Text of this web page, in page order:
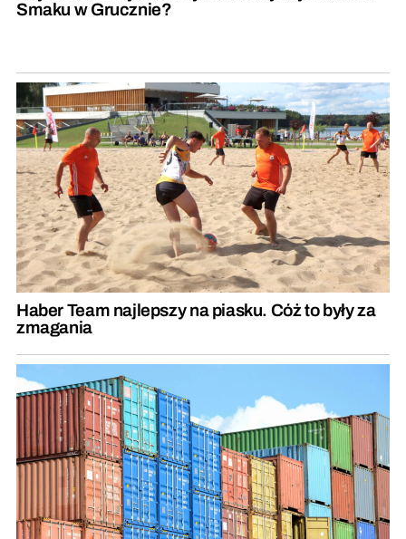
Smaku w Grucznie?
Haber Team najlepszy na piasku. Cóż to były za
zmagania